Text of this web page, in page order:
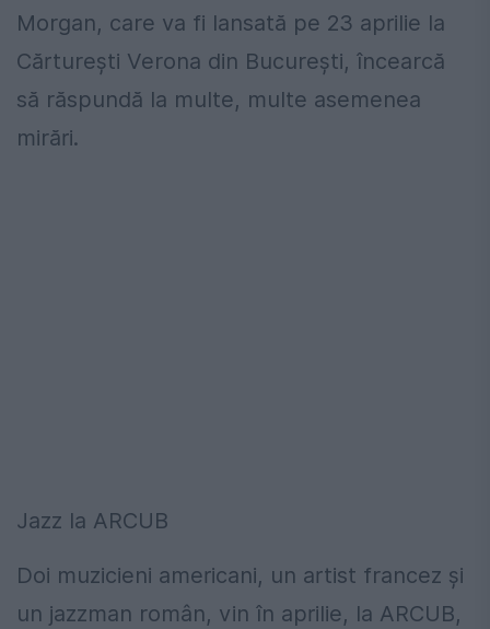
Morgan, care va fi lansată pe 23 aprilie la
Cărturești Verona din București, încearcă
să răspundă la multe, multe asemenea
mirări.
Jazz la ARCUB
Doi muzicieni americani, un artist francez și
un jazzman român, vin în aprilie, la ARCUB,